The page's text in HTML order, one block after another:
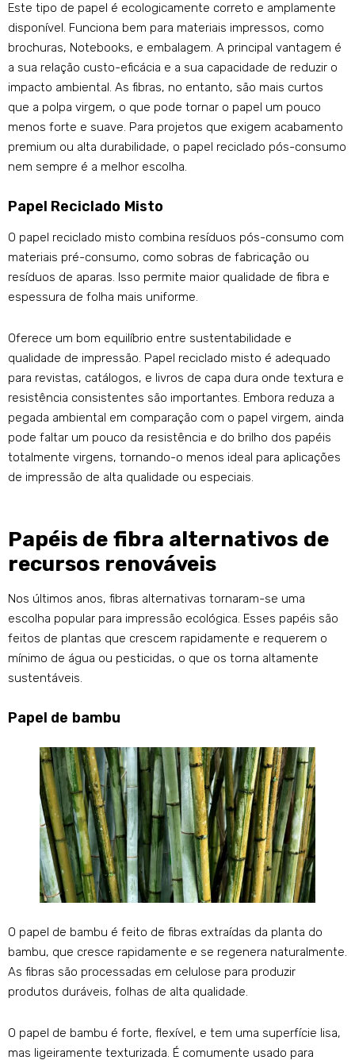
Este tipo de papel é ecologicamente correto e amplamente
disponível. Funciona bem para materiais impressos, como
brochuras, Notebooks, e embalagem. A principal vantagem é
a sua relação custo-eficácia e a sua capacidade de reduzir o
impacto ambiental. As fibras, no entanto, são mais curtos
que a polpa virgem, o que pode tornar o papel um pouco
menos forte e suave. Para projetos que exigem acabamento
premium ou alta durabilidade, o papel reciclado pós-consumo
nem sempre é a melhor escolha.
Papel Reciclado Misto
O papel reciclado misto combina resíduos pós-consumo com
materiais pré-consumo, como sobras de fabricação ou
resíduos de aparas. Isso permite maior qualidade de fibra e
espessura de folha mais uniforme.
Oferece um bom equilíbrio entre sustentabilidade e
qualidade de impressão. Papel reciclado misto é adequado
para revistas, catálogos, e livros de capa dura onde textura e
resistência consistentes são importantes. Embora reduza a
pegada ambiental em comparação com o papel virgem, ainda
pode faltar um pouco da resistência e do brilho dos papéis
totalmente virgens, tornando-o menos ideal para aplicações
de impressão de alta qualidade ou especiais.
Papéis de fibra alternativos de
recursos renováveis
Nos últimos anos, fibras alternativas tornaram-se uma
escolha popular para impressão ecológica. Esses papéis são
feitos de plantas que crescem rapidamente e requerem o
mínimo de água ou pesticidas, o que os torna altamente
sustentáveis.
Papel de bambu
O papel de bambu é feito de fibras extraídas da planta do
bambu, que cresce rapidamente e se regenera naturalmente.
As fibras são processadas em celulose para produzir
produtos duráveis, folhas de alta qualidade.
O papel de bambu é forte, flexível, e tem uma superfície lisa,
mas ligeiramente texturizada. É comumente usado para